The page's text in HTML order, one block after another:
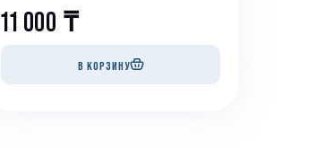
11 000 ₸
В КОРЗИНУ